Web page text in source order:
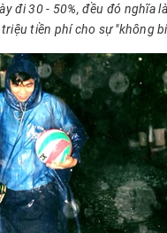
đi 30 - 50%, đều đó nghĩa
tiền phí cho sự "không